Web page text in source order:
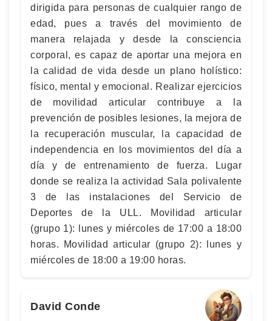
dirigida para personas de cualquier rango de
edad, pues a través del movimiento de
manera relajada y desde la consciencia
corporal, es capaz de aportar una mejora en
la calidad de vida desde un plano holístico:
físico, mental y emocional. Realizar ejercicios
de movilidad articular contribuye a la
prevención de posibles lesiones, la mejora de
la recuperación muscular, la capacidad de
independencia en los movimientos del día a
día y de entrenamiento de fuerza. Lugar
donde se realiza la actividad Sala polivalente
3 de las instalaciones del Servicio de
Deportes de la ULL. Movilidad articular
(grupo 1): lunes y miércoles de 17:00 a 18:00
horas. Movilidad articular (grupo 2): lunes y
miércoles de 18:00 a 19:00 horas.
David Conde